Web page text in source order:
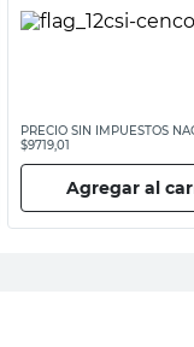
PRECIO SIN IMPUESTOS
$9719,01
Agregar al